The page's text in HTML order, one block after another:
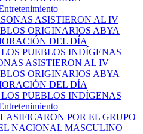
ASISTIERON AL IV
ORIGINARIOS ABYA
DEL DÍA
PUEBLOS INDÍGENAS